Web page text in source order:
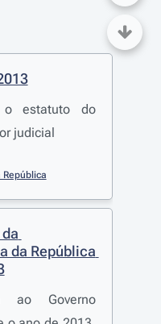
o estatuto do
judicial
da República
ao Governo